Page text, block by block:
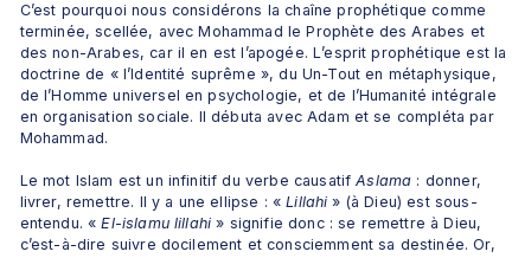
C’est pourquoi nous considérons la chaîne prophétique comme
terminée, scellée, avec Mohammad le Prophète des Arabes et
des non-Arabes, car il en est l’apogée. L’esprit prophétique est la
doctrine de « l’Identité suprême », du Un-Tout en métaphysique,
de l’Homme universel en psychologie, et de l’Humanité intégrale
en organisation sociale. Il débuta avec Adam et se compléta par
Mohammad.
Le mot Islam est un infinitif du verbe causatif Aslama : donner,
livrer, remettre. Il y a une ellipse : « Lillahi » (à Dieu) est sous-
entendu. « El-islamu lillahi » signifie donc : se remettre à Dieu,
c’est-à-dire suivre docilement et consciemment sa destinée. Or,